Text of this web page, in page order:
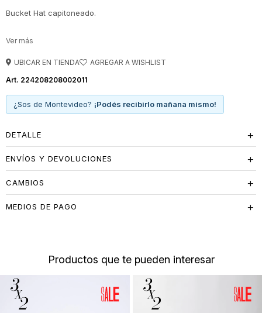
Bucket Hat capitoneado.
UBICAR EN TIENDA
224208208002011
¿Sos de Montevideo? ¡Podés recibirlo mañana mismo!
DETALLE
ENVÍOS Y DEVOLUCIONES
CAMBIOS
MEDIOS DE PAGO
Productos que te pueden interesar